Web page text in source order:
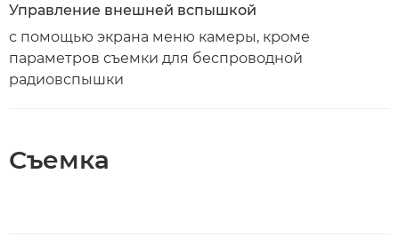
Управление внешней вспышкой
с помощью экрана меню камеры, кроме
параметров съемки для беспроводной
радиовспышки
Съемка